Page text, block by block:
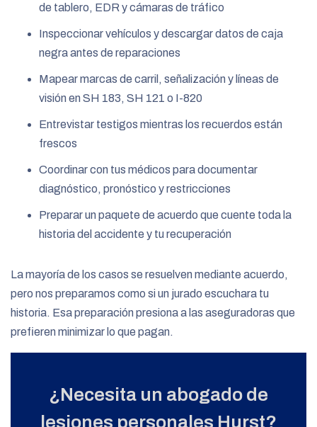
de tablero, EDR y cámaras de tráfico
Inspeccionar vehículos y descargar datos de caja
negra antes de reparaciones
Mapear marcas de carril, señalización y líneas de
visión en SH 183, SH 121 o I-820
Entrevistar testigos mientras los recuerdos están
frescos
Coordinar con tus médicos para documentar
diagnóstico, pronóstico y restricciones
Preparar un paquete de acuerdo que cuente toda la
historia del accidente y tu recuperación
La mayoría de los casos se resuelven mediante acuerdo,
pero nos preparamos como si un jurado escuchara tu
historia. Esa preparación presiona a las aseguradoras que
prefieren minimizar lo que pagan.
¿Necesita un abogado de
lesiones personales Hurst?